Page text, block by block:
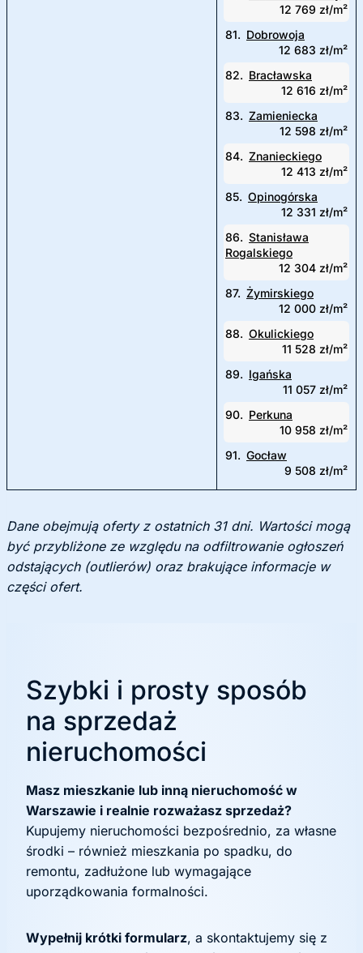
12 769 zł/m²
81. Dobrowoja
12 683 zł/m²
82. Bracławska
12 616 zł/m²
83. Zamieniecka
12 598 zł/m²
84. Znanieckiego
12 413 zł/m²
85. Opinogórska
12 331 zł/m²
86. Stanisława
Rogalskiego
12 304 zł/m²
87. Żymirskiego
12 000 zł/m²
88. Okulickiego
11 528 zł/m²
89. Igańska
11 057 zł/m²
90. Perkuna
10 958 zł/m²
91. Gocław
9 508 zł/m²
Dane obejmują oferty z ostatnich 31 dni. Wartości mogą
być przybliżone ze względu na odfiltrowanie ogłoszeń
odstających (outlierów) oraz brakujące informacje w
części ofert.
Szybki i prosty sposób
na sprzedaż
nieruchomości
Masz mieszkanie lub inną nieruchomość w
Warszawie i realnie rozważasz sprzedaż?
Kupujemy nieruchomości bezpośrednio, za własne
środki – również mieszkania po spadku, do
remontu, zadłużone lub wymagające
uporządkowania formalności.
Wypełnij krótki formularz, a skontaktujemy się z